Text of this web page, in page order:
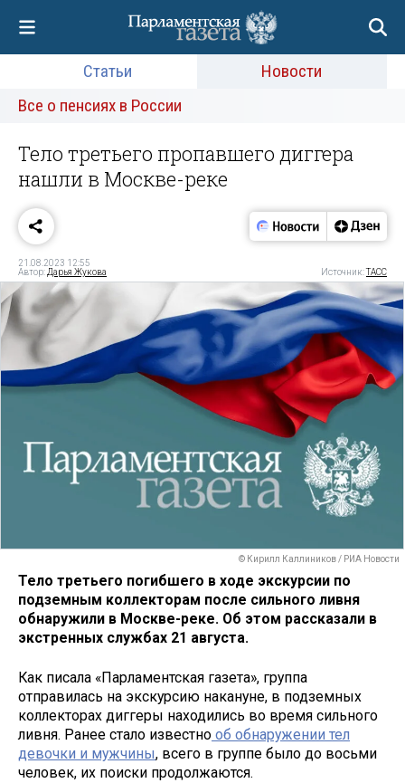
Статьи
Новости
Все о пенсиях в России
Тело третьего пропавшего диггера
нашли в Москве-реке
21.08.2023 12:55
Автор: Дарья Жукова Источник:ТАСС
© Кирилл Каллиников / РИА Новости
Тело третьего погибшего в ходе экскурсии по
подземным коллекторам после сильного ливня
обнаружили в Москве-реке. Об этом рассказали в
экстренных службах 21 августа.
Как писала «Парламентская газета», группа
отправилась на экскурсию накануне, в подземных
коллекторах диггеры находились во время сильного
ливня. Ранее стало известно об обнаружении тел
девочки и мужчины, всего в группе было до восьми
человек, их поиски продолжаются.